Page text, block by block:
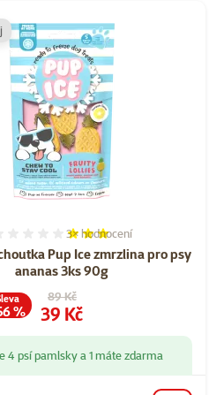
Pup Ice zmrzlina pro psy
ananas 3ks 90g
Hodnocení 60%, počet
3× hodnocení
Původní cena
89 Kč
Cena
39 Kč
%
4 psí pamlsky a 1 máte zdarma